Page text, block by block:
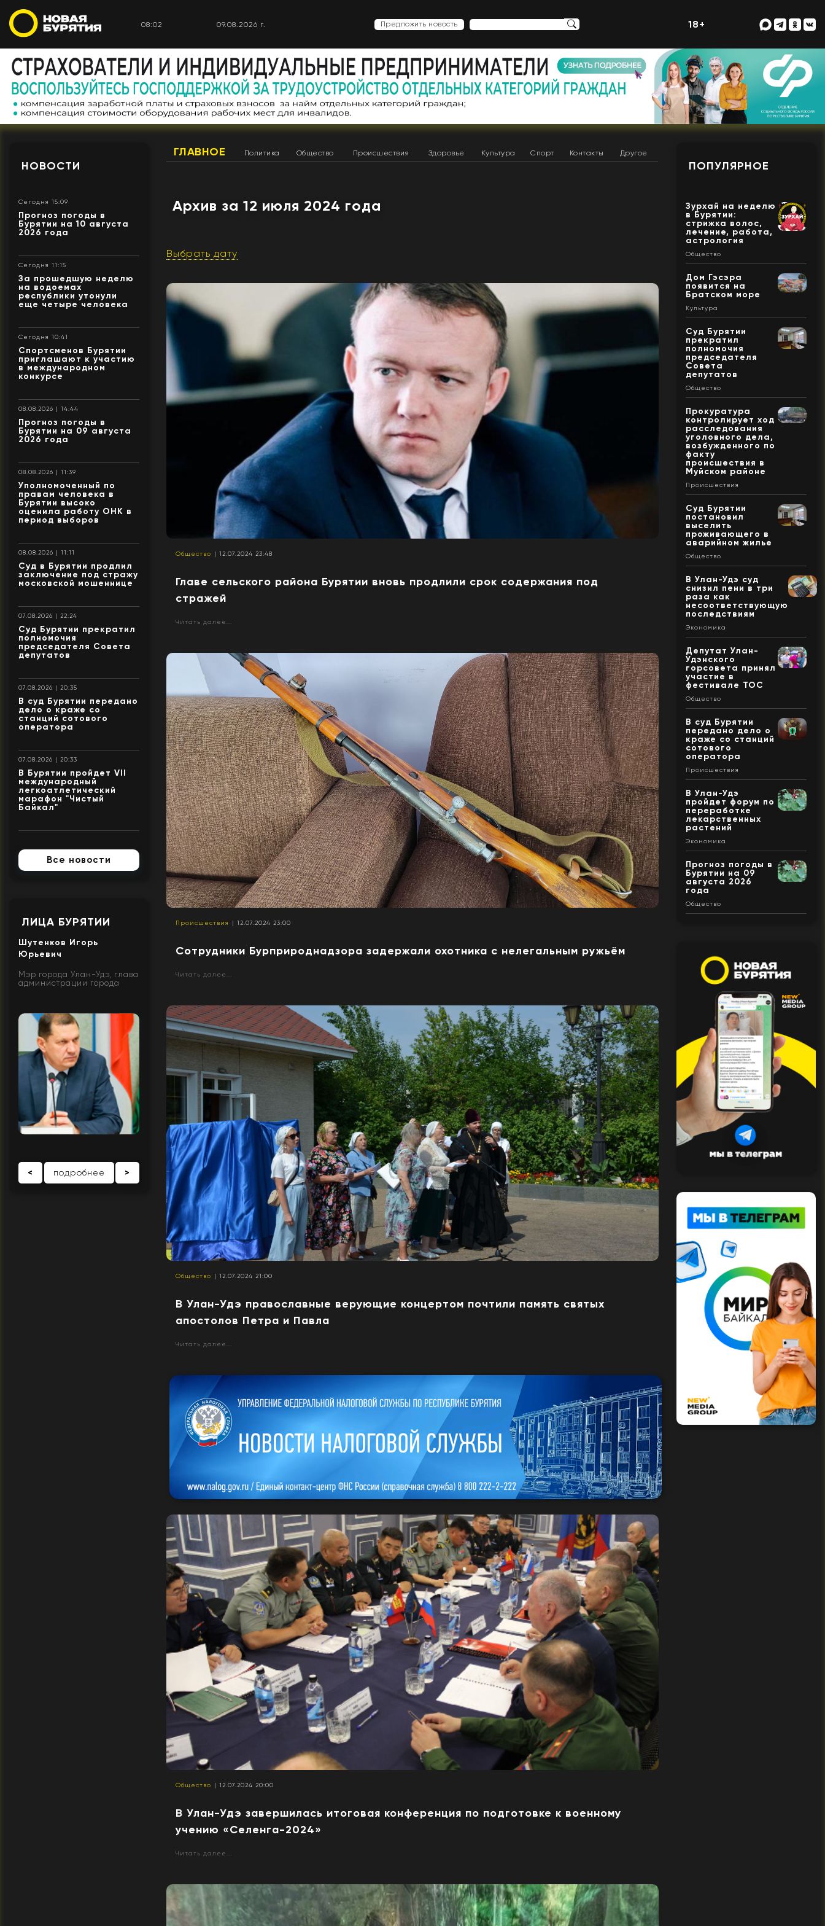
08:02 09.08.2026 г. Предложить новость 18+
НОВОСТИ
Сегодня 15:09
Прогноз погоды в
Бурятии на 10 августа
2026 года
Сегодня 11:15
За прошедшую неделю
на водоемах
республики утонули
еще четыре человека
Сегодня 10:41
Спортсменов Бурятии
приглашают к участию
в международном
конкурсе
08.08.2026 | 14:44
Прогноз погоды в
Бурятии на 09 августа
2026 года
08.08.2026 | 11:39
Уполномоченный по
правам человека в
Бурятии высоко
оценила работу ОНК в
период выборов
08.08.2026 | 11:11
Суд в Бурятии продлил
заключение под стражу
московской мошеннице
07.08.2026 | 22:24
Суд Бурятии прекратил
полномочия
председателя Совета
депутатов
07.08.2026 | 20:35
В суд Бурятии передано
дело о краже со
станций сотового
оператора
07.08.2026 | 20:33
В Бурятии пройдет VII
международный
легкоатлетический
марафон "Чистый
Байкал"
Все новости
ЛИЦА БУРЯТИИ
Шутенков Игорь
Юрьевич
Мэр города Улан-Удэ, глава
администрации города
< подробнее >
ГЛАВНОЕ Политика Общество Происшествия Здоровье Культура Спорт Контакты Другое
Архив за 12 июля 2024 года
Выбрать дату
Общество | 12.07.2024 23:48
Главе сельского района Бурятии вновь продлили срок содержания под
стражей
Читать далее...
Происшествия | 12.07.2024 23:00
Сотрудники Бурприроднадзора задержали охотника с нелегальным ружьём
Читать далее...
Общество | 12.07.2024 21:00
В Улан-Удэ православные верующие концертом почтили память святых
апостолов Петра и Павла
Читать далее...
Общество | 12.07.2024 20:00
В Улан-Удэ завершилась итоговая конференция по подготовке к военному
учению «Селенга-2024»
Читать далее...
ПОПУЛЯРНОЕ
Зурхай на неделю
в Бурятии:
стрижка волос,
лечение, работа,
астрология
Общество
Дом Гэсэра
появится на
Братском море
Культура
Суд Бурятии
прекратил
полномочия
председателя
Совета
депутатов
Общество
Прокуратура
контролирует ход
расследования
уголовного дела,
возбужденного по
факту
происшествия в
Муйском районе
Происшествия
Суд Бурятии
постановил
выселить
проживающего в
аварийном жилье
Общество
В Улан-Удэ суд
снизил пени в три
раза как
несоответствующую
последствиям
Экономика
Депутат Улан-
Удэнского
горсовета принял
участие в
фестивале ТОС
Общество
В суд Бурятии
передано дело о
краже со станций
сотового
оператора
Происшествия
В Улан-Удэ
пройдет форум по
переработке
лекарственных
растений
Экономика
Прогноз погоды в
Бурятии на 09
августа 2026
года
Общество